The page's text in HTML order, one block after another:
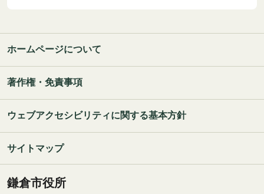
ホームページについて
著作権・免責事項
ウェブアクセシビリティに関する基本方針
サイトマップ
鎌倉市役所